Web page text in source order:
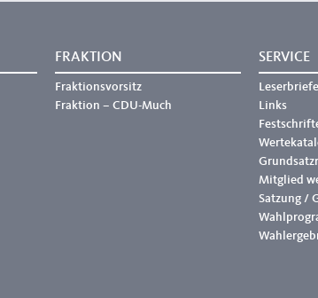
FRAKTION
Fraktionsvorsitz
Fraktion – CDU-Much
SERVICE
Leserbriefe
Links
Mitglied
Satzung /